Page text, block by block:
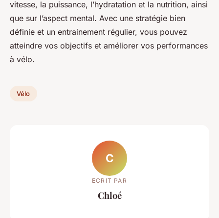
vitesse, la puissance, l’hydratation et la nutrition, ainsi
que sur l’aspect mental. Avec une stratégie bien
définie et un entrainement régulier, vous pouvez
atteindre vos objectifs et améliorer vos performances
à vélo.
Vélo
C
ECRIT PAR
Chloé